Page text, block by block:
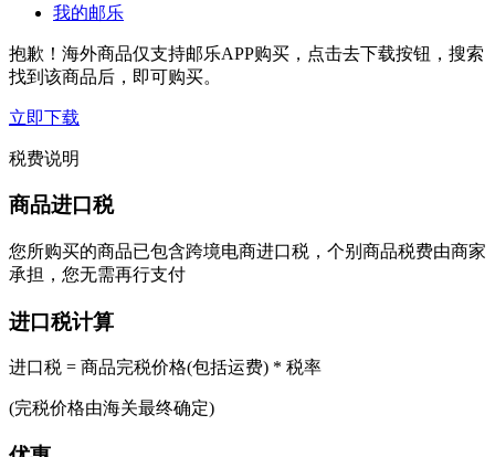
我的邮乐
抱歉！海外商品仅支持邮乐APP购买，点击去下载按钮，搜索
找到该商品后，即可购买。
立即下载
税费说明
商品进口税
您所购买的商品已包含跨境电商进口税，个别商品税费由商家
承担，您无需再行支付
进口税计算
进口税 = 商品完税价格(包括运费) * 税率
(完税价格由海关最终确定)